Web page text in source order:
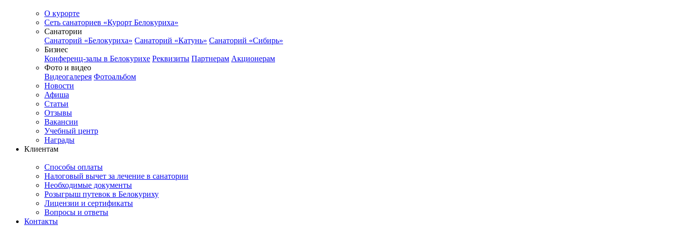
О курорте
Сеть санаториев «Курорт Белокуриха»
Санатории
Санаторий «Белокуриха» Санаторий «Катунь» Санаторий «Сибирь»
Бизнес
Конференц-залы в Белокурихе Реквизиты Партнерам Акционерам
Фото и видео
Видеогалерея Фотоальбом
Новости
Афиша
Статьи
Отзывы
Вакансии
Учебный центр
Награды
Клиентам
Способы оплаты
Налоговый вычет за лечение в санатории
Необходимые документы
Розыгрыш путевок в Белокуриху
Лицензии и сертификаты
Вопросы и ответы
Контакты